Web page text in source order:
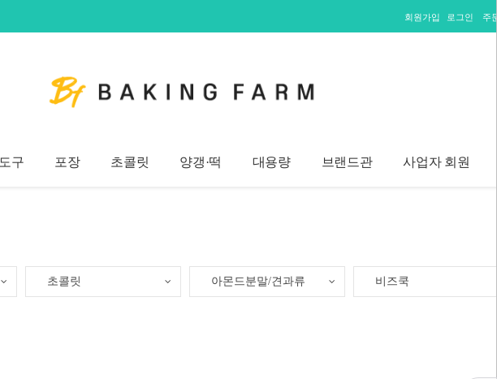
회원가입 로그인 주
도구 포장 초콜릿 양갱·떡 대용량 브랜드관 사업자 회원
초콜릿 아몬드분말/견과류 비즈쿡